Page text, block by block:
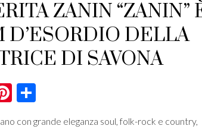
ZANIN “ZANIN”
D’ESORDIO DELLA
DI SAVONA
Pinterest
con grande eleganza soul, folk-rock e country,